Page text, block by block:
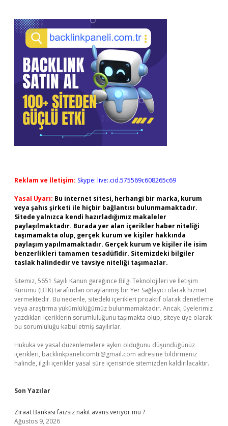
Sidebar
Reklam ve İletişim: Skype: live:.cid.575569c608265c69
Yasal Uyarı: Bu internet sitesi, herhangi bir marka, kurum
veya şahıs şirketi ile hiçbir bağlantısı bulunmamaktadır.
Sitede yalnızca kendi hazırladığımız makaleler
paylaşılmaktadır. Burada yer alan içerikler haber niteliği
taşımamakta olup, gerçek kurum ve kişiler hakkında
paylaşım yapılmamaktadır. Gerçek kurum ve kişiler ile isim
benzerlikleri tamamen tesadüfidir. Sitemizdeki bilgiler
taslak halindedir ve tavsiye niteliği taşımazlar.
Sitemiz, 5651 Sayılı Kanun gereğince Bilgi Teknolojileri ve İletişim
Kurumu (BTK) tarafından onaylanmış bir Yer Sağlayıcı olarak hizmet
vermektedir. Bu nedenle, sitedeki içerikleri proaktif olarak denetleme
veya araştırma yükümlülüğümüz bulunmamaktadır. Ancak, üyelerimiz
yazdıkları içeriklerin sorumluluğunu taşımakta olup, siteye üye olarak
bu sorumluluğu kabul etmiş sayılırlar.
Hukuka ve yasal düzenlemelere aykırı olduğunu düşündüğünüz
içerikleri, backlinkpanelicomtr@gmail.com adresine bildirmeniz
halinde, ilgili içerikler yasal süre içerisinde sitemizden kaldırılacaktır.
Son Yazılar
Ziraat Bankası faizsiz nakit avans veriyor mu ?
Ağustos 9, 2026